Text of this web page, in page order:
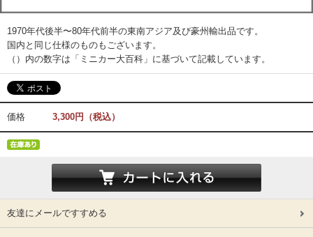
1970年代後半〜80年代前半の東南アジア及び豪州輸出品です。
国内と同じ仕様のものもございます。
（）内の数字は「ミニカー大百科」に基づいて記載しています。
価格 3,300円（税込）
友達にメールですすめる